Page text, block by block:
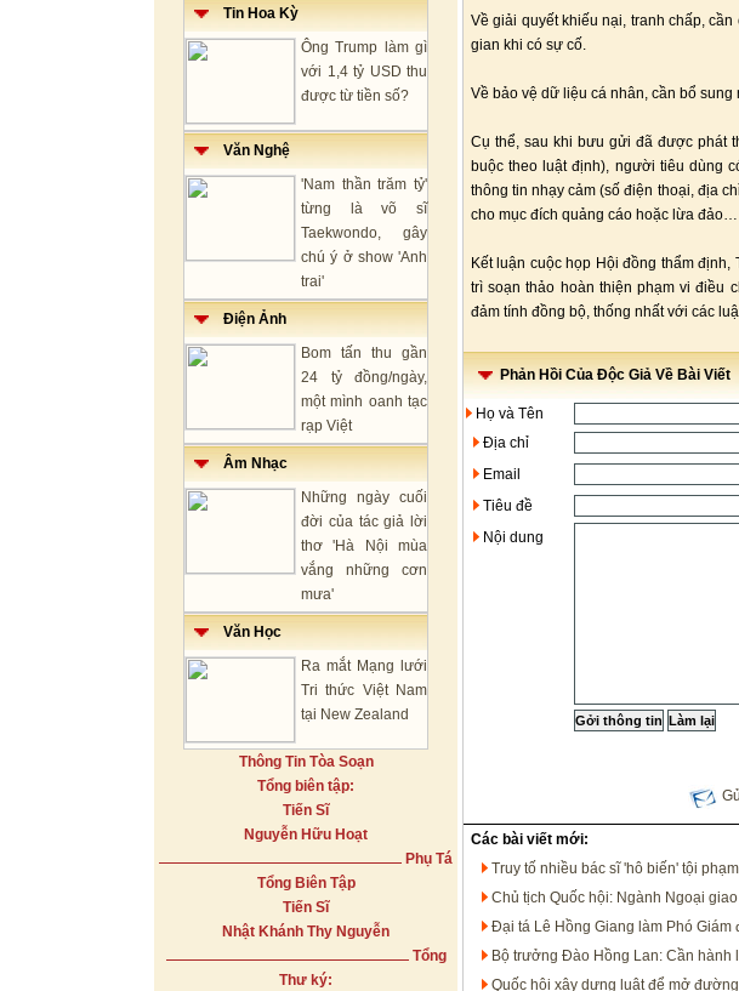
Tin Hoa Kỳ
Ông Trump làm gì
với 1,4 tỷ USD thu
được từ tiền số?
Văn Nghệ
'Nam thần trăm tỷ'
từng là võ sĩ
Taekwondo, gây
chú ý ở show 'Anh
trai'
Điện Ảnh
Bom tấn thu gần
24 tỷ đồng/ngày,
một mình oanh tạc
rạp Việt
Âm Nhạc
Những ngày cuối
đời của tác giả lời
thơ 'Hà Nội mùa
vắng những cơn
mưa'
Văn Học
Ra mắt Mạng lưới
Tri thức Việt Nam
tại New Zealand
Thông Tin Tòa Soạn
Tổng biên tập:
Tiến Sĩ
Nguyễn Hữu Hoạt
Phụ Tá
Tổng Biên Tập
Tiến Sĩ
Nhật Khánh Thy Nguyễn
Tổng
Thư ký:
Về giải quyết khiếu nại, tranh chấp,
gian khi có sự cố.
Về bảo vệ dữ liệu cá nhân, cần bổ
Cụ thể, sau khi bưu gửi đã được phát
buộc theo luật định), người tiêu dùng
thông tin nhạy cảm (số điện thoại, địa
cho mục đích quảng cáo hoặc lừa đảo…
Kết luận cuộc họp Hội đồng thẩm
trì soạn thảo hoàn thiện phạm vi điều
đảm tính đồng bộ, thống nhất với các
Phản Hồi Của Độc Giả Về Bài Viết
Họ và Tên
Địa chỉ
Email
Tiêu đề
Nội dung
Các bài viết mới:
Truy tố nhiều bác sĩ 'hô biến' tội
Chủ tịch Quốc hội: Ngành Ngoại
Đại tá Lê Hồng Giang làm Phó Giám
Bộ trưởng Đào Hồng Lan: Cần hành
Quốc hội xây dựng luật để mở